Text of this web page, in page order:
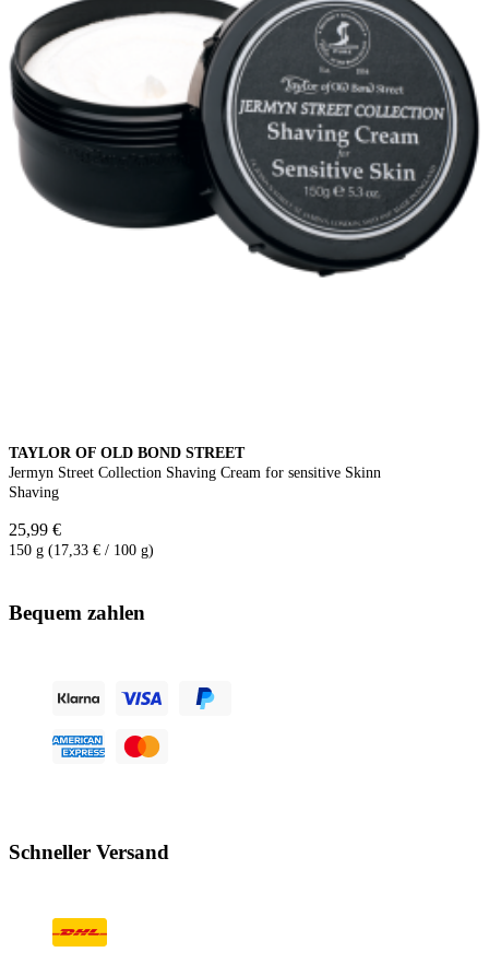
TAYLOR OF OLD BOND STREET
Jermyn Street Collection Shaving Cream for sensitive Skinn
Shaving
25,99 €
150 g (17,33 € / 100 g)
Bequem zahlen
Schneller Versand